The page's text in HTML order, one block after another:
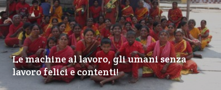
Le machine al lavoro, gli umani senza
lavoro felici e contenti!